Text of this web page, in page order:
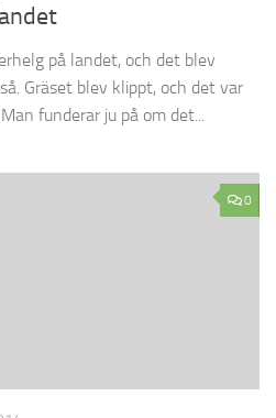
på landet, och det blev
Gräset blev klippt, och det var
funderar ju på om det...
0